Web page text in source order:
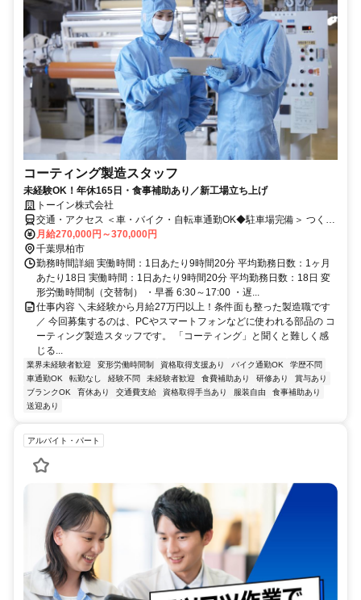
コーティング製造スタッフ
未経験OK！年休165日・食事補助あり／新工場立ち上げ
トーイン株式会社
交通・アクセス ＜車・バイク・自転車通勤OK◆駐車場完備＞ つくば
エクスプレス「柏の葉キャンパス駅」からバス10分
月給270,000円～370,000円
千葉県柏市
勤務時間詳細 実働時間：1日あたり9時間20分 平均勤務日数：1ヶ月
あたり18日 実働時間：1日あたり9時間20分 平均勤務日数：18日 変
形労働時間制（交替制） ・早番 6:30～17:00 ・遅...
仕事内容 ＼未経験から月給27万円以上！条件面も整った製造職です
／ 今回募集するのは、PCやスマートフォンなどに使われる部品の コ
ーティング製造スタッフです。 「コーティング」と聞くと難しく感
じる...
業界未経験者歓迎 変形労働時間制 資格取得支援あり バイク通勤OK
学歴不問
車通勤OK
転勤なし 経験不問 未経験者歓迎 食費補助あり 研修あり
賞与あり
ブランクOK
育休あり 交通費支給 資格取得手当あり 服装自由
食事補助あり
送迎あり
アルバイト・パート